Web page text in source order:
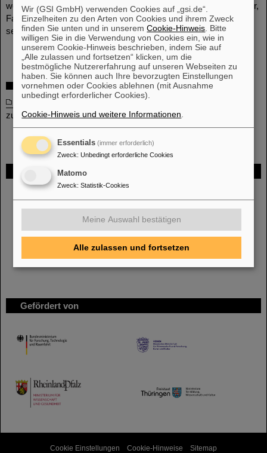
Gefördert von
HMWK
TMWWDG
werden spezielle Unterweisungen für Mitarbeiter (z.B. Kranführer,
Fahrer und Bediener von Flurförderzeugen) organisiert oder
selbst durchgeführt.
Downloads
Liste der Prüfpflichtigen Arbeitsmittel
zuständigen Fachabteilung
Cookie Einstellungen Cookie-Hinweise Sitemap
Wir (GSI GmbH) verwenden Cookies auf „gsi.de“.
Einzelheiten zu den Arten von Cookies und ihrem Zweck
finden Sie unten und in unseremCookie-Hinweis . Bitte
willigen Sie in die Verwendung von Cookies ein, wie in
unserem Cookie-Hinweis beschrieben, indem Sie auf
„Alle zulassen und fortsetzen“ klicken, um die
bestmögliche Nutzererfahrung auf unseren Webseiten zu
haben. Sie können auch Ihre bevorzugten Einstellungen
vornehmen oder Cookies ablehnen (mit Ausnahme
unbedingt erforderlicher Cookies).
Cookie-Hinweis und weitere Informationen
Essentials (immer erforderlich)
Zweck: Unbedingt erforderliche Cookies
Matomo
Zweck: Statistik-Cookies
Meine Auswahl bestätigen
Alle zulassen und fortsetzen